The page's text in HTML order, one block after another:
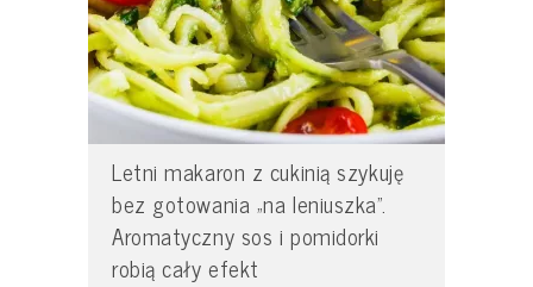
Letni makaron z cukinią szykuję
bez gotowania „na leniuszka”.
Aromatyczny sos i pomidorki
robią cały efekt